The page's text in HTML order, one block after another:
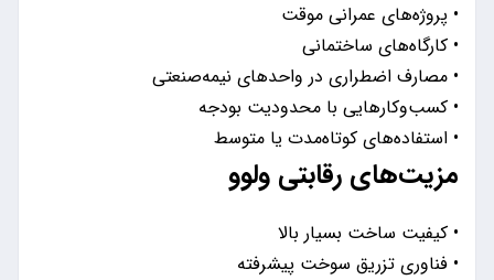
• پروژه‌های عمرانی موقت
• کارگاه‌های ساختمانی
• مصارف اضطراری در واحدهای نیمه‌صنعتی
• کسب‌وکارهایی با محدودیت بودجه
• استفاده‌های کوتاه‌مدت یا متوسط
مزیت‌های رقابتی ولوو
• کیفیت ساخت بسیار بالا
• فناوری تزریق سوخت پیشرفته